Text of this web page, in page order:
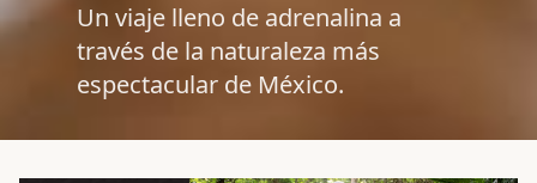
Un viaje lleno de adrenalina a
través de la naturaleza más
espectacular de México.